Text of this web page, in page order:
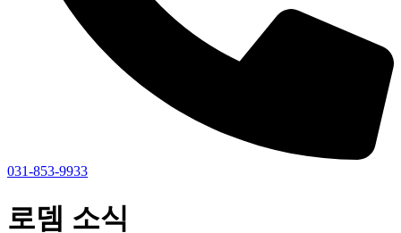
031-853-9933
로뎀 소식